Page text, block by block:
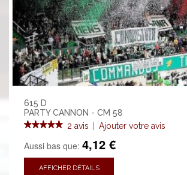
615 D
PARTY CANNON - CM 58
2 avis
Ajouter votre avis
Aussi bas que: 4,12 €
AFFICHER DÉTAILS